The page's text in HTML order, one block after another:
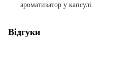
ароматизатор у капсулі.
Відгуки